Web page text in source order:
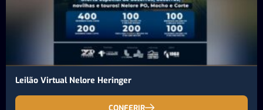
Leilão Virtual Nelore Heringer
CONFERIR